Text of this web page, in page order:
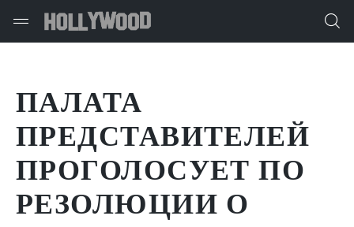
ПАЛАТА
ПРЕДСТАВИТЕЛЕЙ
ПРОГОЛОСУЕТ ПО
РЕЗОЛЮЦИИ О